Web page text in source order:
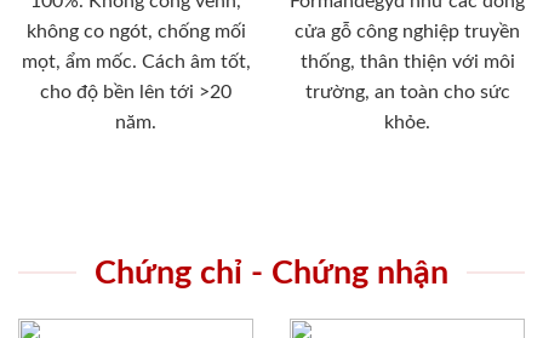
không co ngót, chống mối
mọt, ẩm mốc. Cách âm tốt,
cho độ bền lên tới >20
năm.
cửa gỗ công nghiệp truyền
thống, thân thiện với môi
trường, an toàn cho sức
khỏe.
Chứng chỉ - Chứng nhận